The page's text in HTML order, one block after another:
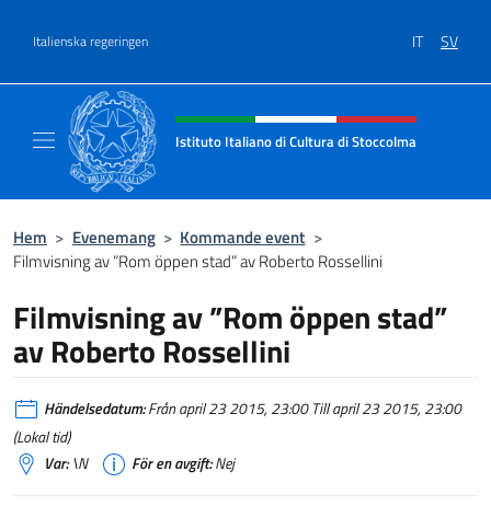
Italienska regeringen IT SV
Header, social and menu of site
Istituto Italiano di Cultura di Stoccolma
Hem > Evenemang > Kommande event >
Filmvisning av ”Rom öppen stad” av Roberto Rossellini
Filmvisning av ”Rom öppen stad”
av Roberto Rossellini
Händelsedatum:Från april 23 2015, 23:00 Till april 23 2015, 23:00
(Lokal tid)
Var:\N För en avgift:Nej